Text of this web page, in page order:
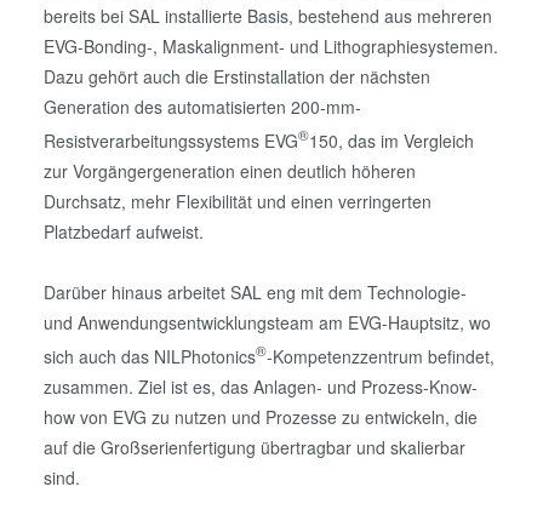
bereits bei SAL installierte Basis, bestehend aus mehreren
EVG-Bonding-, Maskalignment- und Lithographiesystemen.
Dazu gehört auch die Erstinstallation der nächsten
Generation des automatisierten 200-mm-
Resistverarbeitungssystems EVG®150, das im Vergleich
zur Vorgängergeneration einen deutlich höheren
Durchsatz, mehr Flexibilität und einen verringerten
Platzbedarf aufweist.
Darüber hinaus arbeitet SAL eng mit dem Technologie-
und Anwendungsentwicklungsteam am EVG-Hauptsitz, wo
sich auch das NILPhotonics®-Kompetenzzentrum befindet,
zusammen. Ziel ist es, das Anlagen- und Prozess-Know-
how von EVG zu nutzen und Prozesse zu entwickeln, die
auf die Großserienfertigung übertragbar und skalierbar
sind.